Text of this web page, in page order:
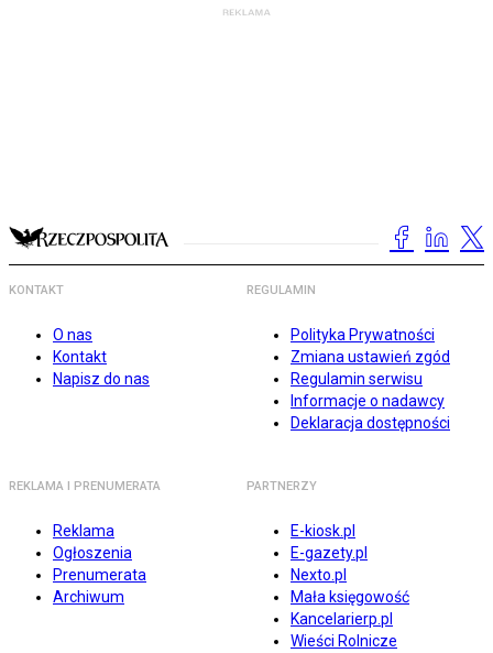
KONTAKT
O nas
Kontakt
Napisz do nas
REGULAMIN
Polityka Prywatności
Zmiana ustawień zgód
Regulamin serwisu
Informacje o nadawcy
Deklaracja dostępności
REKLAMA I PRENUMERATA
Reklama
Ogłoszenia
Prenumerata
Archiwum
PARTNERZY
E-kiosk.pl
E-gazety.pl
Nexto.pl
Mała księgowość
Kancelarierp.pl
Wieści Rolnicze